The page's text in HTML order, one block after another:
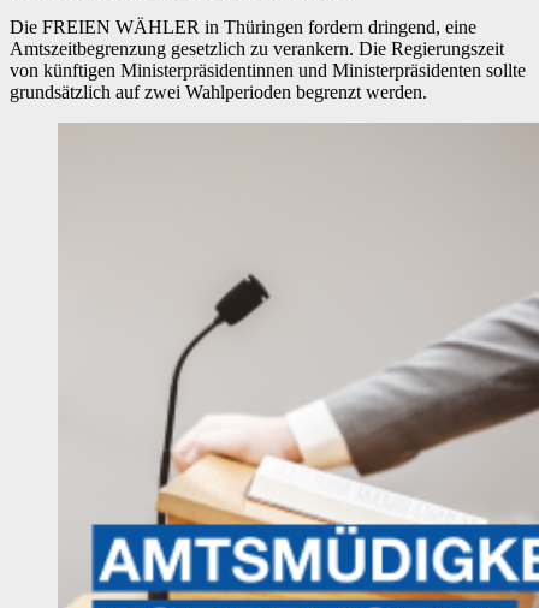
Die FREIEN WÄHLER in Thüringen fordern dringend, eine
Amtszeitbegrenzung gesetzlich zu verankern. Die Regierungszeit
von künftigen Ministerpräsidentinnen und Ministerpräsidenten sollte
grundsätzlich auf zwei Wahlperioden begrenzt werden.